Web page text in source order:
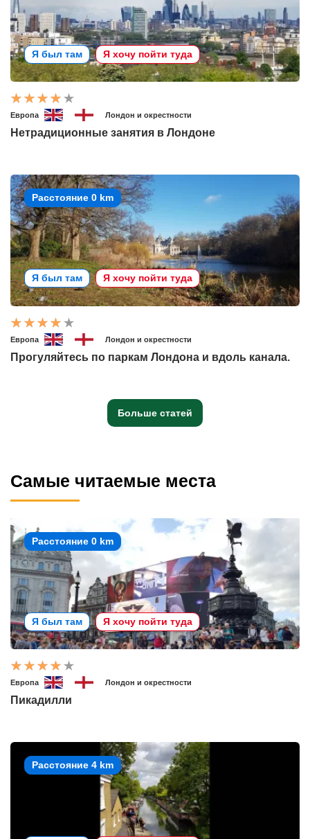
Я был там Я хочу пойти туда
Европа Лондон и окрестности
Нетрадиционные занятия в Лондоне
Расстояние 0 km
Я был там Я хочу пойти туда
Европа Лондон и окрестности
Прогуляйтесь по паркам Лондона и вдоль канала.
Больше статей
Самые читаемые места
Расстояние 0 km
Я был там Я хочу пойти туда
Европа Лондон и окрестности
Пикадилли
Расстояние 4 km